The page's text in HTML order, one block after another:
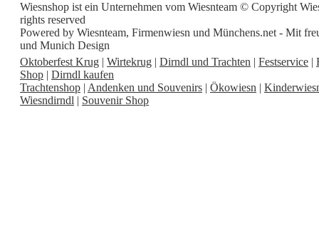
Wiesnshop ist ein Unternehmen vom Wiesnteam © Copyright
rights reserved
Powered by Wiesnteam, Firmenwiesn und Münchens.net - Mit
und Munich Design
Oktoberfest Krug | Wirtekrug | Dirndl und Trachten | Festservice |
Shop | Dirndl kaufen
Trachtenshop | Andenken und Souvenirs | Ökowiesn |
Wiesndirndl | Souvenir Shop